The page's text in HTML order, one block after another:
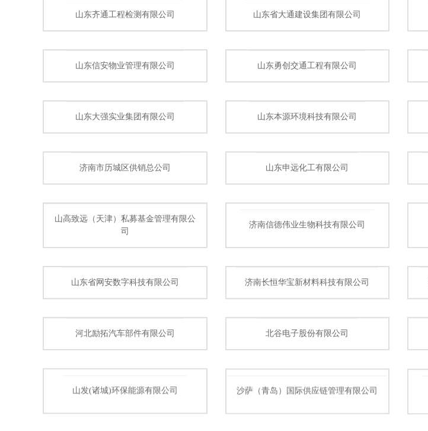
山东齐通工程检测有限公司 山东省大通建设集团有限公司
山东信安物业管理有限公司 山东勇创交通工程有限公司
山东大强实业集团有限公司 山东本源环境科技有限公司
济南市历城区供销总公司 山东申远化工有限公司
山高致远（天津）私募基金管理有限公
司
济南信德伟业生物科技有限公司
山东省网安数字科技有限公司 济南长恒华宝新材料科技有限公司
河北励拓汽车部件有限公司 北谷电子股份有限公司
山发(诸城)环保能源有限公司 沙萨（青岛）国际供应链管理有限公司